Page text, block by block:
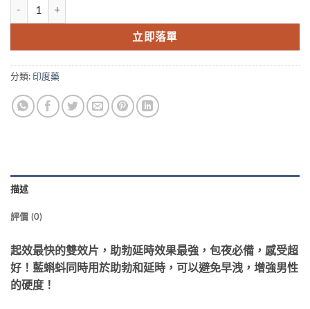
立即落單
分類: 印度藥
描述
評價 (0)
起效最快的雙效片，助勃延時效果最強，包夜必備，感受超
好！藍蝌蚪同時用於助勃和延時，可以避免早洩，增強男性
的硬度！